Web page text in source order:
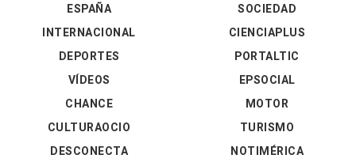
ESPAÑA
INTERNACIONAL
DEPORTES
VÍDEOS
SOCIEDAD
CIENCIAPLUS
PORTALTIC
EPSOCIAL
CHANCE
CULTURAOCIO
DESCONECTA
MOTOR
TURISMO
NOTIMÉRICA